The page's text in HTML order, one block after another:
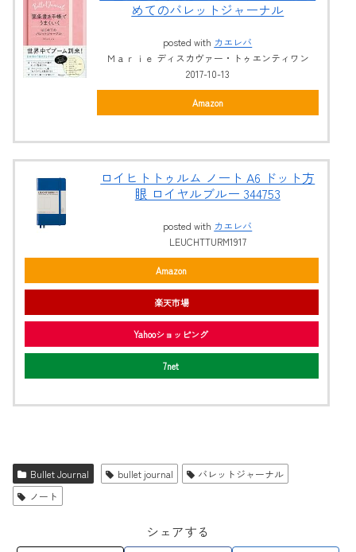
めてのバレットジャーナル
posted with カエレバ
Ｍａｒｉｅ ディスカヴァー・トゥエンティワン
2017-10-13
Amazon
ロイヒトトゥルム ノート A6 ドット方
眼 ロイヤルブルー 344753
posted with カエレバ
LEUCHTTURM1917
Amazon
楽天市場
Yahooショッピング
7net
Bullet Journal bullet journal
バレットジャーナル
ノート
シェアする